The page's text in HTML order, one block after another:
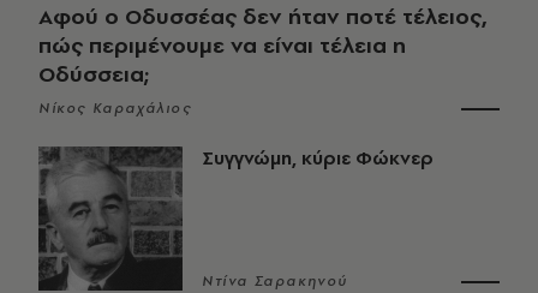
Αφού ο Οδυσσέας δεν ήταν ποτέ τέλειος,
πώς περιμένουμε να είναι τέλεια η
Οδύσσεια;
Νίκος Καραχάλιος
Συγγνώμη, κύριε Φώκνερ
Ντίνα Σαρακηνού